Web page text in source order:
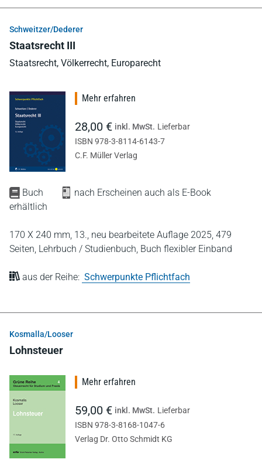
Schweitzer/Dederer
Staatsrecht III
Staatsrecht, Völkerrecht, Europarecht
Buch
nach Erscheinen auch als E-Book
erhältlich
170 X 240 mm, 13., neu bearbeitete Auflage 2025, 479
Seiten, Lehrbuch / Studienbuch, Buch flexibler Einband
aus der Reihe: Schwerpunkte Pflichtfach
Mehr erfahren
28,00 € inkl. MwSt. Lieferbar
ISBN 978-3-8114-6143-7
C.F. Müller Verlag
Kosmalla/Looser
Lohnsteuer
Mehr erfahren
59,00 € inkl. MwSt. Lieferbar
ISBN 978-3-8168-1047-6
Verlag Dr. Otto Schmidt KG